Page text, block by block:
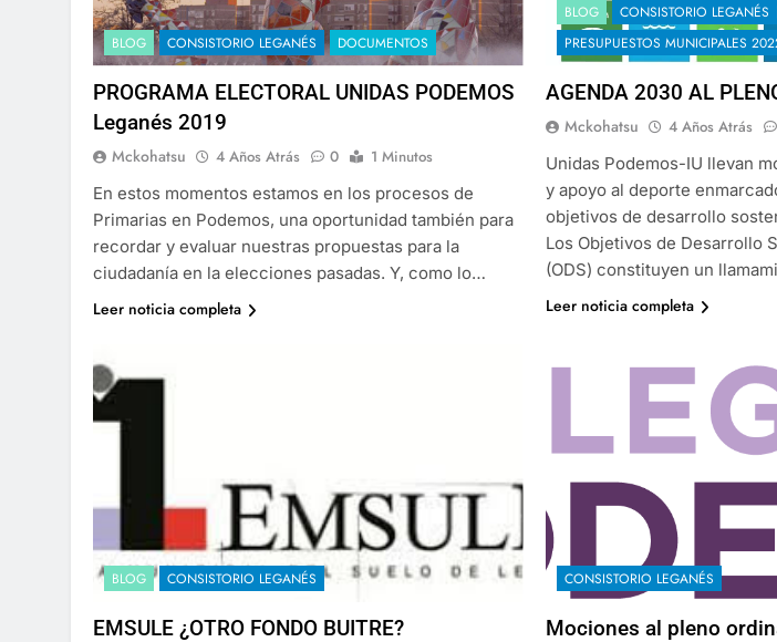
BLOG CONSISTORIO LEGANÉS DOCUMENTOS
PROGRAMA ELECTORAL UNIDAS PODEMOS
Leganés 2019
Mckohatsu 4 Años Atrás 0
1 Minutos
En estos momentos estamos en los procesos de
Primarias en Podemos, una oportunidad también para
recordar y evaluar nuestras propuestas para la
ciudadanía en la elecciones pasadas. Y, como lo…
Leer noticia completa
BLOG
CONSISTORIO LEGANÉS
PRESUPUESTOS MUNICIPALES
AGENDA 2030 AL
Mckohatsu 4 Años Atrás
Unidas Podemos-IU llevan
y apoyo al deporte
objetivos de desarrollo
Los Objetivos de Desarrollo
(ODS) constituyen un
Leer noticia completa
BLOG CONSISTORIO LEGANÉS
EMSULE ¿OTRO FONDO BUITRE?
CONSISTORIO LEGANÉS
Mociones al pleno